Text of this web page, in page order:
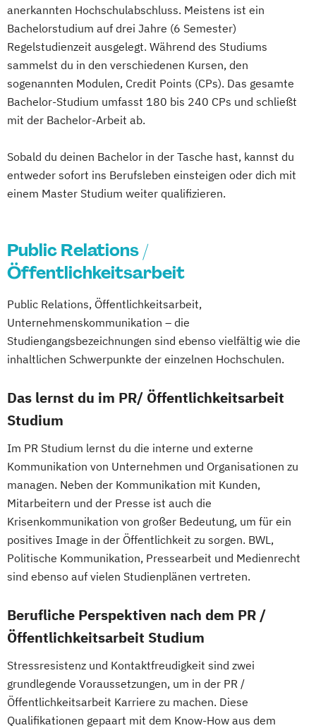
anerkannten Hochschulabschluss. Meistens ist ein
Bachelorstudium auf drei Jahre (6 Semester)
Regelstudienzeit ausgelegt. Während des Studiums
sammelst du in den verschiedenen Kursen, den
sogenannten Modulen, Credit Points (CPs). Das gesamte
Bachelor-Studium umfasst 180 bis 240 CPs und schließt
mit der Bachelor-Arbeit ab.
Sobald du deinen Bachelor in der Tasche hast, kannst du
entweder sofort ins Berufsleben einsteigen oder dich mit
einem Master Studium weiter qualifizieren.
Public Relations /
Öffentlichkeitsarbeit
Public Relations, Öffentlichkeitsarbeit,
Unternehmenskommunikation – die
Studiengangsbezeichnungen sind ebenso vielfältig wie die
inhaltlichen Schwerpunkte der einzelnen Hochschulen.
Das lernst du im PR/ Öffentlichkeitsarbeit
Studium
Im PR Studium lernst du die interne und externe
Kommunikation von Unternehmen und Organisationen zu
managen. Neben der Kommunikation mit Kunden,
Mitarbeitern und der Presse ist auch die
Krisenkommunikation von großer Bedeutung, um für ein
positives Image in der Öffentlichkeit zu sorgen. BWL,
Politische Kommunikation, Pressearbeit und Medienrecht
sind ebenso auf vielen Studienplänen vertreten.
Berufliche Perspektiven nach dem PR /
Öffentlichkeitsarbeit Studium
Stressresistenz und Kontaktfreudigkeit sind zwei
grundlegende Voraussetzungen, um in der PR /
Öffentlichkeitsarbeit Karriere zu machen. Diese
Qualifikationen gepaart mit dem Know-How aus dem